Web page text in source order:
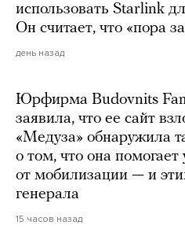
использовать Starlink
Он считает, что «пора
день назад
Юрфирма Budovnits
заявила, что ее сайт
«Медуза» обнаружила
о том, что она помогает
от мобилизации — и
генерала
15 часов назад